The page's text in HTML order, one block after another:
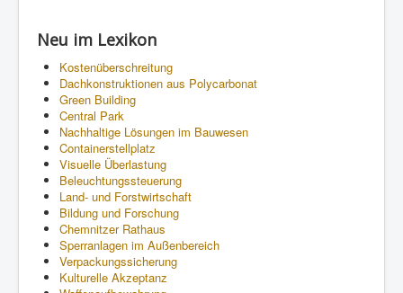
Neu im Lexikon
Kostenüberschreitung
Dachkonstruktionen aus Polycarbonat
Green Building
Central Park
Nachhaltige Lösungen im Bauwesen
Containerstellplatz
Visuelle Überlastung
Beleuchtungssteuerung
Land- und Forstwirtschaft
Bildung und Forschung
Chemnitzer Rathaus
Sperranlagen im Außenbereich
Verpackungssicherung
Kulturelle Akzeptanz